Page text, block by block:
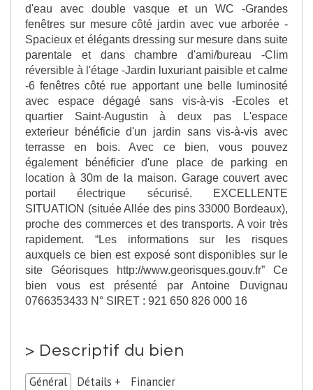
d'eau avec double vasque et un WC -Grandes
fenêtres sur mesure côté jardin avec vue arborée -
Spacieux et élégants dressing sur mesure dans suite
parentale et dans chambre d'ami/bureau -Clim
réversible à l'étage -Jardin luxuriant paisible et calme
-6 fenêtres côté rue apportant une belle luminosité
avec espace dégagé sans vis-à-vis -Ecoles et
quartier Saint-Augustin à deux pas L'espace
exterieur bénéficie d'un jardin sans vis-à-vis avec
terrasse en bois. Avec ce bien, vous pouvez
également bénéficier d'une place de parking en
location à 30m de la maison. Garage couvert avec
portail électrique sécurisé. EXCELLENTE
SITUATION (située Allée des pins 33000 Bordeaux),
proche des commerces et des transports. A voir très
rapidement. “Les informations sur les risques
auxquels ce bien est exposé sont disponibles sur le
site Géorisques http://www.georisques.gouv.fr” Ce
bien vous est présenté par Antoine Duvignau
0766353433 N° SIRET : 921 650 826 000 16
> Descriptif du bien
Général Détails + Financier